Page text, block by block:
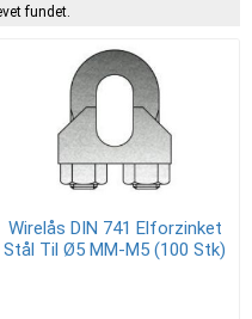
fundet.
Wirelås DIN 741 Elforzinket
Stål Til Ø5 MM-M5 (100 Stk)